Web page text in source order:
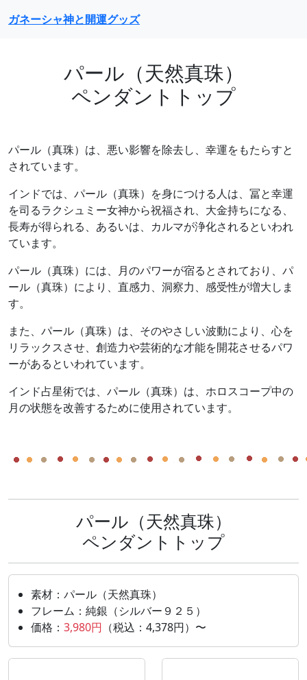
ガネーシャ神と開運グッズ
パール（天然真珠）
ペンダントトップ
パール（真珠）は、悪い影響を除去し、幸運をもたらすと
されています。
インドでは、パール（真珠）を身につける人は、冨と幸運
を司るラクシュミー女神から祝福され、大金持ちになる、
長寿が得られる、あるいは、カルマが浄化されるといわれ
ています。
パール（真珠）には、月のパワーが宿るとされており、パ
ール（真珠）により、直感力、洞察力、感受性が増大しま
す。
また、パール（真珠）は、そのやさしい波動により、心を
リラックスさせ、創造力や芸術的な才能を開花させるパワ
ーがあるといわれています。
インド占星術では、パール（真珠）は、ホロスコープ中の
月の状態を改善するために使用されています。
パール（天然真珠）
ペンダントトップ
素材：パール（天然真珠）
フレーム：純銀（シルバー９２５）
価格： 3,980円 （税込：4,378円）〜